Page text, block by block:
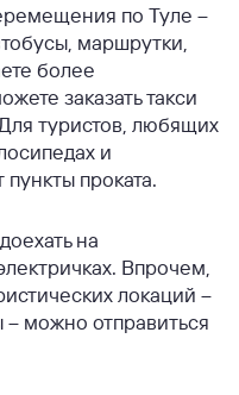
по Туле –
маршрутки,
более
заказать такси
туристов, любящих
и
проката.
на
Впрочем,
локаций –
– можно отправиться